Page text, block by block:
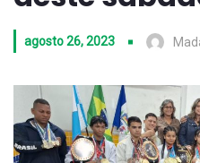
agosto 26, 2023